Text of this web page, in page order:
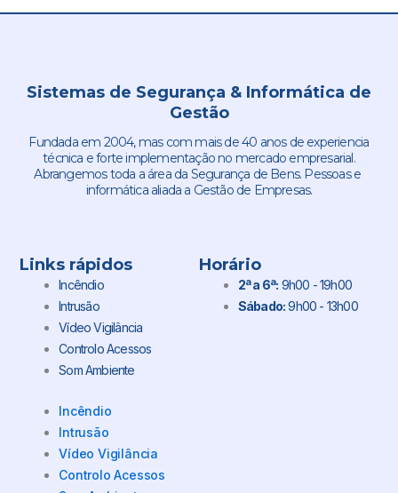
Sistemas de Segurança & Informática de
Gestão
Fundada em 2004, mas com mais de 40 anos de experiencia
técnica e forte implementação no mercado empresarial.
Abrangemos toda a área da Segurança de Bens. Pessoas e
informática aliada a Gestão de Empresas.
Links rápidos
Incêndio
Intrusão
Vídeo Vigilância
Controlo Acessos
Som Ambiente
Incêndio
Intrusão
Vídeo Vigilância
Controlo Acessos
Horário
2ª a 6ª: 9h00 - 19h00
Sábado:9h00 - 13h00